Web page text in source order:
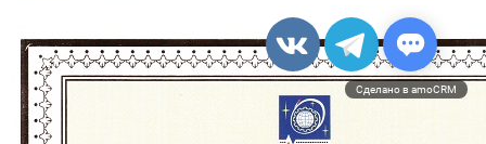
Сделано в amoCRM